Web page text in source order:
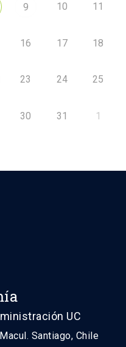
9 10 11
16 17 18
23 24 25
30 31 1
UC
Santiago, Chile